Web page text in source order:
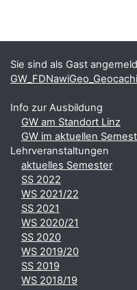
Ergänzungsblöcke
Sie sind als Gast
Info zur Ausbildung
GW am Standort Linz
GW im aktuellen
Lehrveranstaltungen
aktuelles Semester
SS 2022
WS 2021/22
SS 2021
WS 2020/21
SS 2020
WS 2019/20
SS 2019
WS 2018/19